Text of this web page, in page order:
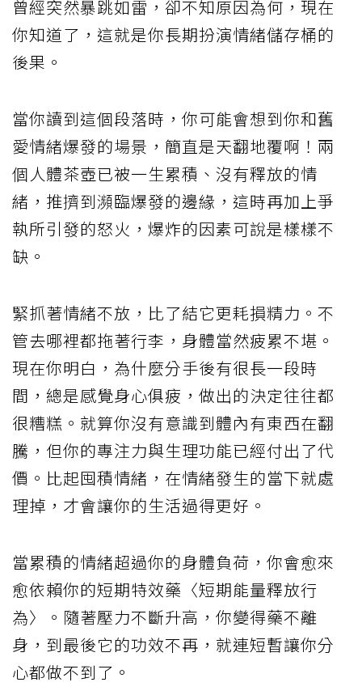
曾經突然暴跳如雷，卻不知原因為何，現在
你知道了，這就是你長期扮演情緒儲存桶的
後果。
當你讀到這個段落時，你可能會想到你和舊
愛情緒爆發的場景，簡直是天翻地覆啊！兩
個人體茶壺已被一生累積、沒有釋放的情
緒，推擠到瀕臨爆發的邊緣，這時再加上爭
執所引發的怒火，爆炸的因素可說是樣樣不
缺。
緊抓著情緒不放，比了結它更耗損精力。不
管去哪裡都拖著行李，身體當然疲累不堪。
現在你明白，為什麼分手後有很長一段時
間，總是感覺身心俱疲，做出的決定往往都
很糟糕。就算你沒有意識到體內有東西在翻
騰，但你的專注力與生理功能已經付出了代
價。比起囤積情緒，在情緒發生的當下就處
理掉，才會讓你的生活過得更好。
當累積的情緒超過你的身體負荷，你會愈來
愈依賴你的短期特效藥〈短期能量釋放行
為〉。隨著壓力不斷升高，你變得藥不離
身，到最後它的功效不再，就連短暫讓你分
心都做不到了。